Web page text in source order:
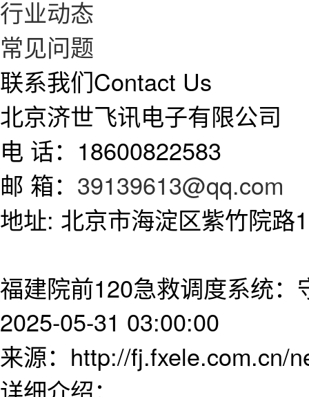
行业动态
常见问题
联系我们Contact Us
北京济世飞讯电子有限公司
电 话：18600822583
邮 箱： 39139613@qq.com
地址: 北京市海淀区紫竹院路
福建院前120急救调度系统：
2025-05-31 03:00:00
来源：http://fj.fxele.com.cn/